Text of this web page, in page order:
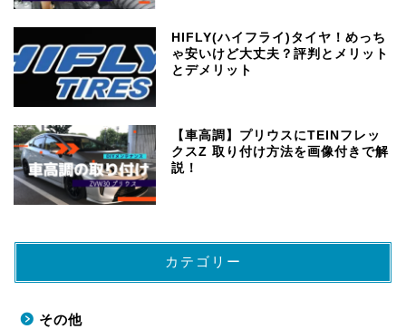
HIFLY(ハイフライ)タイヤ！めっち
ゃ安いけど大丈夫？評判とメリット
とデメリット
【車高調】プリウスにTEINフレッ
クスZ 取り付け方法を画像付きで解
説！
カテゴリー
その他